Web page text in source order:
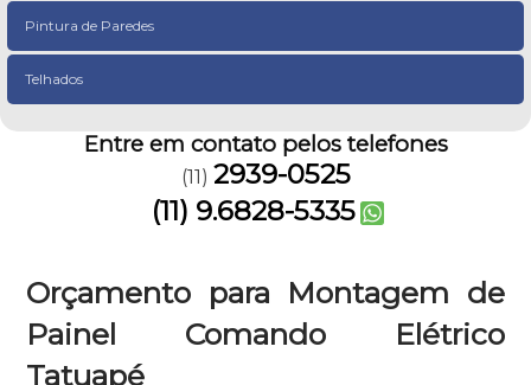
Pintura de Paredes
Telhados
Entre em contato pelos telefones
(11) 2939-0525
(11) 9.6828-5335
Orçamento para Montagem de
Painel Comando Elétrico
Tatuapé